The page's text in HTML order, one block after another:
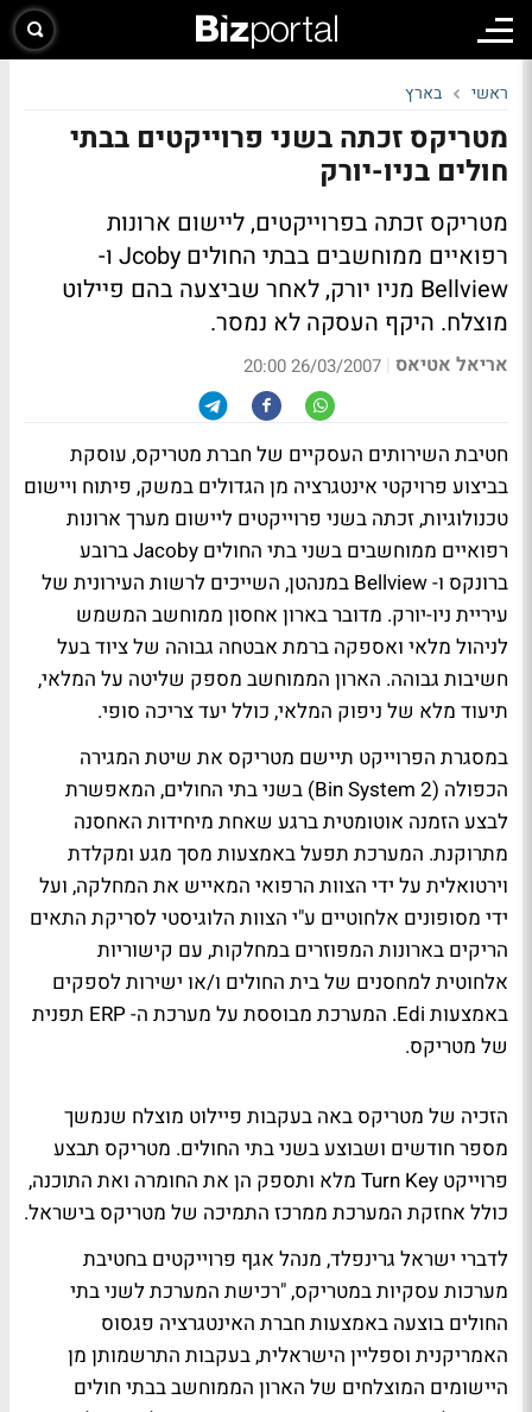
ראשי בארץ
מטריקס זכתה בשני פרוייקטים בבתי
חולים בניו-יורק
מטריקס זכתה בפרוייקטים, ליישום ארונות
רפואיים ממוחשבים בבתי החולים Jcoby ו-
Bellview מניו יורק, לאחר שביצעה בהם פיילוט
מוצלח. היקף העסקה לא נמסר.
אריאל אטיאס |
26/03/2007 20:00
חטיבת השירותים העסקיים של חברת מטריקס, עוסקת
בביצוע פרויקטי אינטגרציה מן הגדולים במשק, פיתוח ויישום
טכנולוגיות, זכתה בשני פרוייקטים ליישום מערך ארונות
רפואיים ממוחשבים בשני בתי החולים Jacoby ברובע
ברונקס ו- Bellview במנהטן, השייכים לרשות העירונית של
עיריית ניו-יורק. מדובר בארון אחסון ממוחשב המשמש
לניהול מלאי ואספקה ברמת אבטחה גבוהה של ציוד בעל
חשיבות גבוהה. הארון הממוחשב מספק שליטה על המלאי,
תיעוד מלא של ניפוק המלאי, כולל יעד צריכה סופי.
במסגרת הפרוייקט תיישם מטריקס את שיטת המגירה
הכפולה (2 Bin System) בשני בתי החולים, המאפשרת
לבצע הזמנה אוטומטית ברגע שאחת מיחידות האחסנה
מתרוקנת. המערכת תפעל באמצעות מסך מגע ומקלדת
וירטואלית על ידי הצוות הרפואי המאייש את המחלקה, ועל
ידי מסופונים אלחוטיים ע"י הצוות הלוגיסטי לסריקת התאים
הריקים בארונות המפוזרים במחלקות, עם קישוריות
אלחוטית למחסנים של בית החולים ו/או ישירות לספקים
באמצעות Edi. המערכת מבוססת על מערכת ה- ERP תפנית
של מטריקס.
הזכיה של מטריקס באה בעקבות פיילוט מוצלח שנמשך
מספר חודשים ושבוצע בשני בתי החולים. מטריקס תבצע
פרוייקט Turn Key מלא ותספק הן את החומרה ואת התוכנה,
כולל אחזקת המערכת ממרכז התמיכה של מטריקס בישראל.
לדברי ישראל גרינפלד, מנהל אגף פרוייקטים בחטיבת
מערכות עסקיות במטריקס, "רכישת המערכת לשני בתי
החולים בוצעה באמצעות חברת האינטגרציה פגסוס
האמריקנית וספליין הישראלית, בעקבות התרשמותן מן
היישומים המוצלחים של הארון הממוחשב בבתי חולים